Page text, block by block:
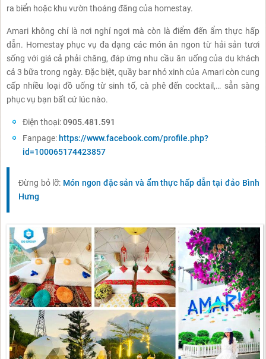
ra biển hoặc khu vườn thoáng đãng của homestay.
Amari không chỉ là nơi nghỉ ngơi mà còn là điểm đến ẩm thực hấp
dẫn. Homestay phục vụ đa dạng các món ăn ngon từ hải sản tươi
sống với giá cả phải chăng, đáp ứng nhu cầu ăn uống của du khách
cả 3 bữa trong ngày. Đặc biệt, quầy bar nhỏ xinh của Amari còn cung
cấp nhiều loại đồ uống từ sinh tố, cà phê đến cocktail,… sẵn sàng
phục vụ bạn bất cứ lúc nào.
Điện thoại:0905.481.591
Fanpage: https://www.facebook.com/profile.php?
id=100065174423857
Đừng bỏ lỡ: Món ngon đặc sản và ẩm thực hấp dẫn tại đảo Bình
Hưng